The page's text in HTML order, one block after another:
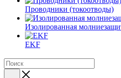
Проводники (токоотводы)
Изолированная
EKF